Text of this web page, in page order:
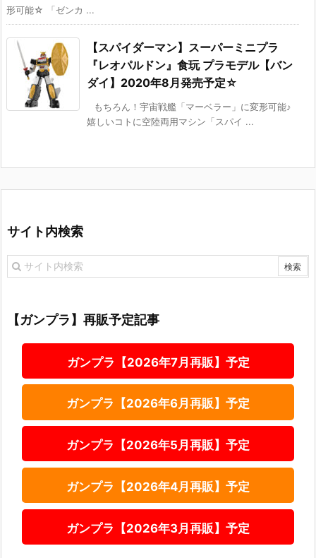
形可能☆ 「ゼンカ ...
【スパイダーマン】スーパーミニプラ
『レオパルドン』食玩 プラモデル【バン
ダイ】2020年8月発売予定☆
もちろん！宇宙戦艦「マーベラー」に変形可能♪
嬉しいコトに空陸両用マシン「スパイ ...
サイト内検索
【ガンプラ】再販予定記事
ガンプラ【2026年7月再販】予定
ガンプラ【2026年6月再販】予定
ガンプラ【2026年5月再販】予定
ガンプラ【2026年4月再販】予定
ガンプラ【2026年3月再販】予定